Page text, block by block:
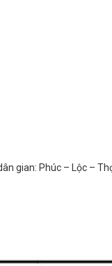
gian: Phúc – Lộc –